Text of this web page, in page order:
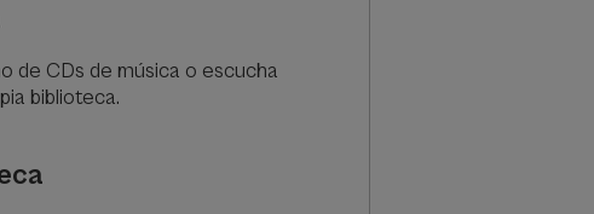
de CDs de música o escucha
biblioteca.